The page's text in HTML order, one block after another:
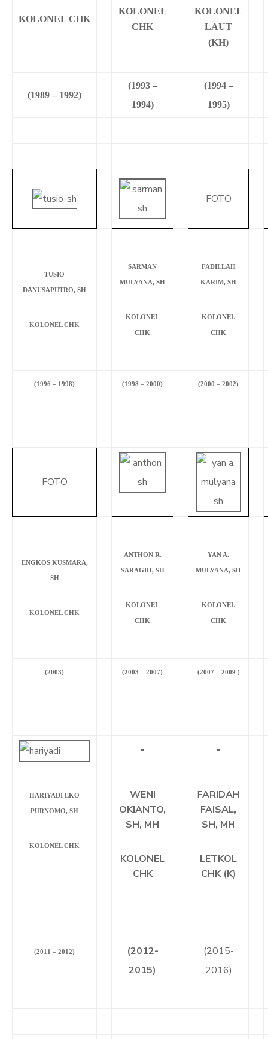
KOLONEL CHK
KOLONEL
CHK
KOLONEL
LAUT
(KH)
(1989 – 1992)
(1993 –
1994)
(1994 –
1995)
FOTO
TUSIO
DANUSAPUTRO, SH
KOLONEL CHK
SARMAN
MULYANA, SH
KOLONEL
CHK
FADILLAH
KARIM, SH
KOLONEL
CHK
(1996 – 1998) (1998 – 2000) (2000 – 2002)
FOTO
ENGKOS KUSMARA,
SH
KOLONEL CHK
ANTHON R.
SARAGIH, SH
KOLONEL
CHK
YAN A.
MULYANA, SH
KOLONEL
CHK
(2003) (2003 – 2007) (2007 – 2009 )
HARIYADI EKO
PURNOMO, SH
KOLONEL CHK
WENI
OKIANTO,
SH, MH
KOLONEL
CHK
FARIDAH
FAISAL,
SH, MH
LETKOL
CHK (K)
(2011 – 2012)
(2012-
2015)
(2015-
2016)